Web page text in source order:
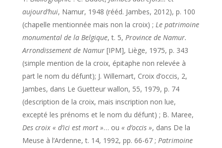
aujourd’hui, Namur, 1948 (rééd. Jambes, 2012), p. 100
(chapelle mentionnée mais non la croix) ; Le patrimoine
monumental de la Belgique, t. 5, Province de Namur.
Arrondissement de Namur[IPM], Liège, 1975, p. 343
(simple mention de la croix, épitaphe non relevée à
part le nom du défunt); J. Willemart, Croix d’occis, 2,
Jambes, dans Le Guetteur wallon, 55, 1979, p. 74
(description de la croix, mais inscription non lue,
excepté les prénoms et le nom du défunt) ; B. Maree,
Des croix « d’ici est mort »… ou « d’occis », dans De la
Meuse à l’Ardenne, t. 14, 1992, pp. 66-67 ; Patrimoine